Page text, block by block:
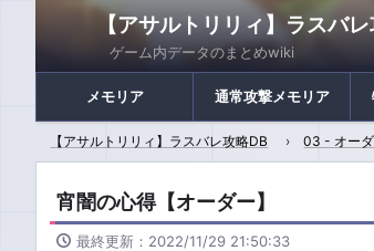
【アサルトリリィ】ラスバ
ゲーム内データのまとめwiki
メモリア 通常攻撃メモリア
【アサルトリリィ】ラスバレ攻略DB 03 - オー
宵闇の心得【オーダー】
最終更新：2022/11/29 21:50:33